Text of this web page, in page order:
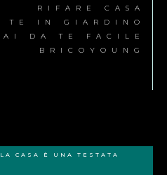
RIFARE CASA
TE IN GIARDINO
DA TE FACILE
BRICOYOUNG
CASA È UNA TESTATA